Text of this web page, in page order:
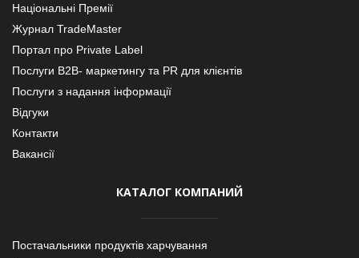
Національні Премії
Журнал TradeMaster
Портал про Private Label
Послуги В2В- маркетингу та PR для клієнтів
Послуги з надання інформації
Відгуки
Контакти
Вакансії
КАТАЛОГ КОМПАНИЙ
Постачальники продуктів харчування